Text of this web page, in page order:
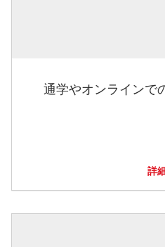
通学やオンラインで
詳